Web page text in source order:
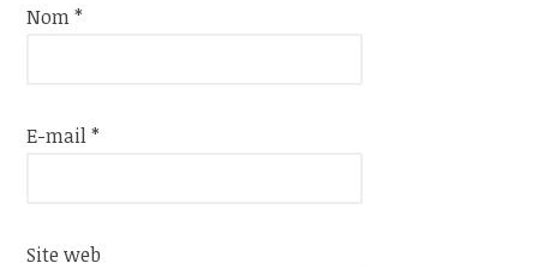
Nom*
E-mail*
Site web